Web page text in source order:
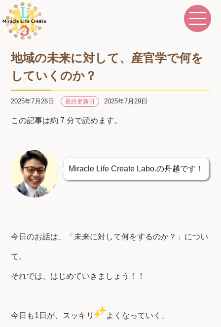
地域の未来に対して、産官学で何を
していくのか？
2025年7月26日 最終更新日 2025年7月29日
この記事は約 7 分で読めます。
Miracle Life Create Labo.の舟越です！
今日のお話は、「未来に対して何をするのか？」につい
て。
それでは、はじめていきましょう！！
今日も1日が、スッキリ よくなっていく、